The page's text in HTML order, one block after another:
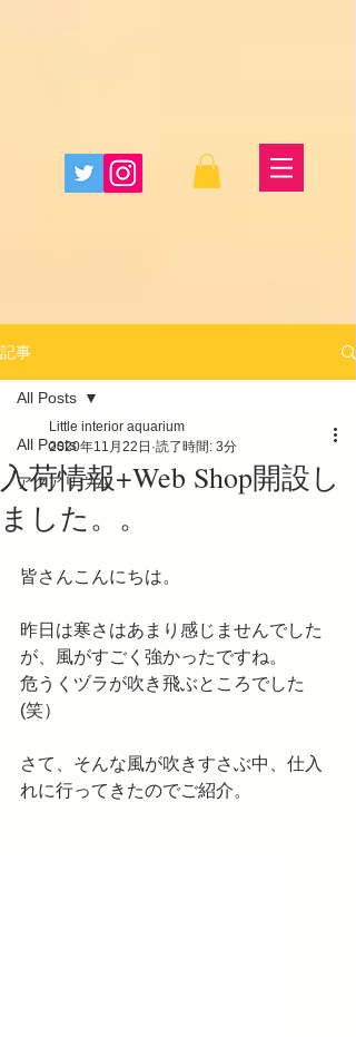
記事
All Posts
アクアリウム
All Posts
入荷情報+Web Shop開設し
ました。。
Little interior aquarium
2020年11月22日 読了時間: 3分
皆さんこんにちは。
昨日は寒さはあまり感じませんでした
が、風がすごく強かったですね。
危うくヅラが吹き飛ぶところでした
(笑）
さて、そんな風が吹きすさぶ中、仕入
れに行ってきたのでご紹介。